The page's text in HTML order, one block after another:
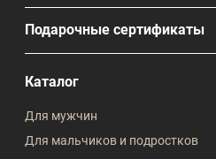
Подарочные сертификаты
Каталог
Для мужчин
Для мальчиков и подростков